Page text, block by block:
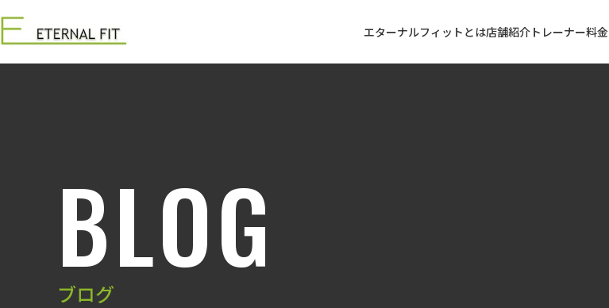
エターナルフィットとは店舗紹介 トレーナー料金
BLOG
ブログ